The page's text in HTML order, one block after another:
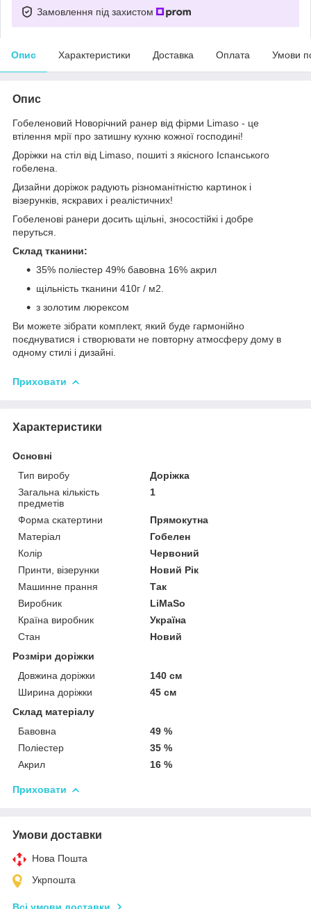
Замовлення під захистом
Опис Характеристики Доставка Оплата Умови
Опис
Гобеленовий Новорічний ранер від фірми Limaso - це
втілення мрії про затишну кухню кожної господині!
Доріжки на стіл від Limaso, пошиті з якісного Іспанського
гобелена.
Дизайни доріжок радують різноманітністю картинок і
візерунків, яскравих і реалістичних!
Гобеленові ранери досить щільні, зносостійкі і добре
перуться.
Склад тканини:
35% поліестер 49% бавовна 16% акрил
щільність тканини 410г / м2.
з золотим люрексом
Ви можете зібрати комплект, який буде гармонійно
поєднуватися і створювати не повторну атмосферу дому в
одному стилі і дизайні.
Приховати
Характеристики
Основні
Тип виробу
Доріжка
Загальна кількість
предметів
1
Форма скатертини
Прямокутна
Матеріал
Гобелен
Колір
Червоний
Принти, візерунки
Новий Рік
Машинне прання
Так
Виробник
LiMaSo
Країна виробник
Україна
Стан
Новий
Розміри доріжки
Довжина доріжки
140 см
Ширина доріжки
45 см
Склад матеріалу
Бавовна
49 %
Поліестер
35 %
Акрил
16 %
Приховати
Умови доставки
Нова Пошта
Укрпошта
Всі умови доставки